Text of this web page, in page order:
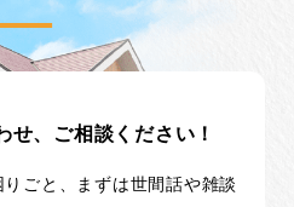
せ、ご相談ください！
ごと、まずは世間話や雑談